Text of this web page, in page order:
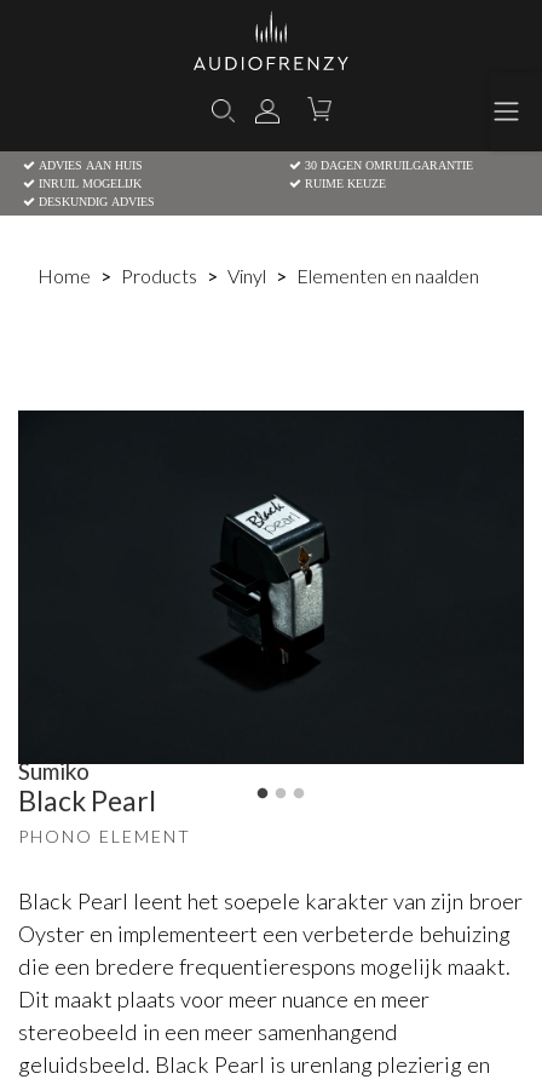
ADVIES AAN HUIS
30 DAGEN OMRUILGARANTIE
INRUIL MOGELIJK
RUIME KEUZE
DESKUNDIG ADVIES
Home Products Vinyl Elementen en naalden
Sumiko
Black Pearl
PHONO ELEMENT
Black Pearl leent het soepele karakter van zijn broer
Oyster en implementeert een verbeterde behuizing
die een bredere frequentierespons mogelijk maakt.
Dit maakt plaats voor meer nuance en meer
stereobeeld in een meer samenhangend
geluidsbeeld. Black Pearl is urenlang plezierig en